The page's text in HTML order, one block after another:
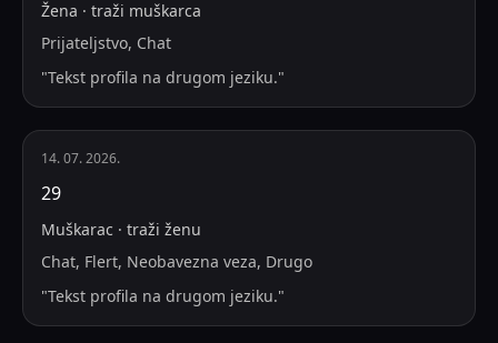
Žena · traži muškarca
Prijateljstvo, Chat
"Tekst profila na drugom jeziku."
14. 07. 2026.
29
Muškarac · traži ženu
Chat, Flert, Neobavezna veza, Drugo
"Tekst profila na drugom jeziku."